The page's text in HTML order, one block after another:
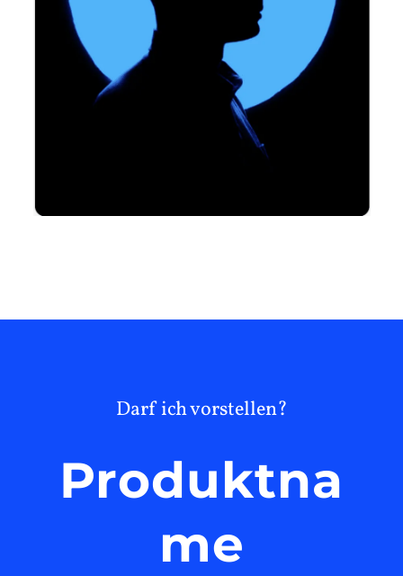
Darf ich vorstellen?
Produktna
me